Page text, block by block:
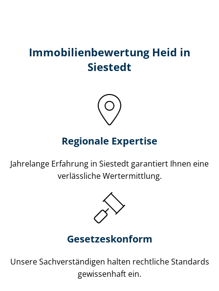
Immobilien­bewertung Heid in
Siestedt
Regionale Expertise
Jahrelange Erfahrung in Siestedt garantiert Ihnen eine
verlässliche Wertermittlung.
Gesetzes­konform
Unsere Sach­ver­stän­di­gen halten rechtliche Standards
gewissenhaft ein.